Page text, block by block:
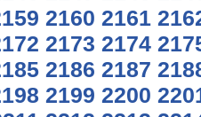
2160 2161
2173 2174
2186 2187
2199 2200